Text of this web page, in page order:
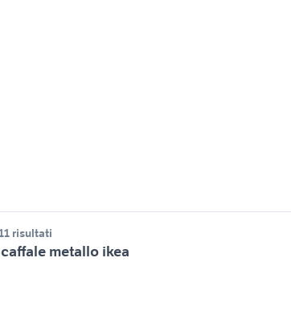
risultati
metallo ikea